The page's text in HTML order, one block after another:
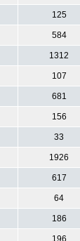
125
584
1312
107
681
156
33
1926
617
64
186
196